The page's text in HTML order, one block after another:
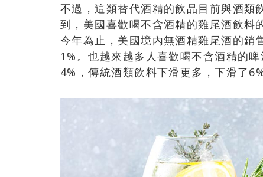
不過，這類替代酒精的飲品目前與酒類
到，美國喜歡喝不含酒精的雞尾酒飲
今年為止，美國境內無酒精雞尾酒的銷
1%。也越來越多人喜歡喝不含酒精的
4%，傳統酒類飲料下滑更多，下滑了6%